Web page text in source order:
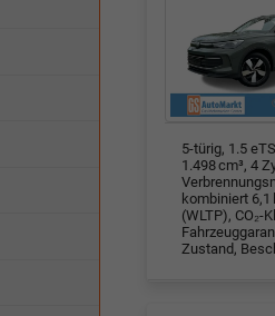
5-türig, 1.5
1.498 cm³, 4
kombiniert 6,1
(WLTP), CO₂-
Zustand,